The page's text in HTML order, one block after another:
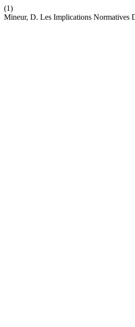
(1)
Mineur, D. Les Implications Normatives